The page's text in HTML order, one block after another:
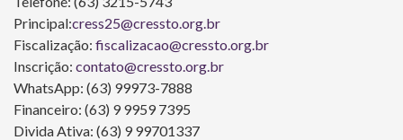
Principal:cress25@cressto.org.br
Fiscalização: fiscalizacao@cressto.org.br
Inscrição: contato@cressto.org.br
WhatsApp: (63) 99973-7888
Financeiro: (63) 9 9959 7395
Divida Ativa: (63) 9 99701337